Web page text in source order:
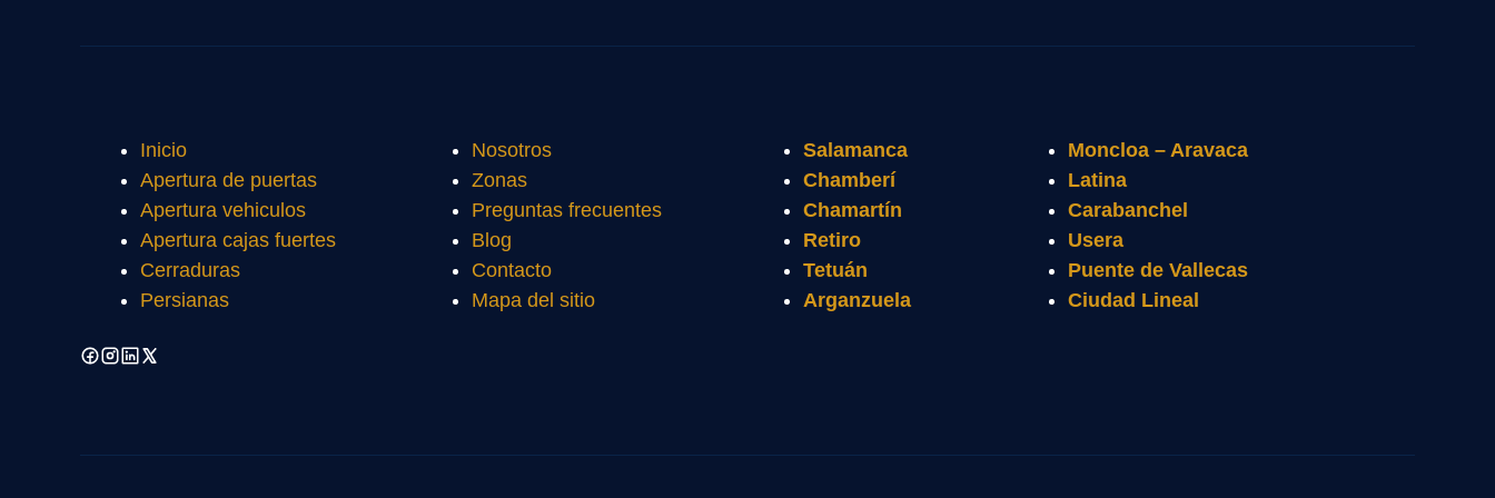
Inicio
Apertura de puertas
Apertura vehiculos
Apertura cajas fuertes
Cerraduras
Persianas
Nosotros
Zonas
Preguntas frecuentes
Blog
Contacto
Mapa del sitio
Salamanca
Chamberí
Chamartín
Retiro
Tetuán
Arganzuela
Moncloa – Aravaca
Latina
Carabanchel
Usera
Puente de Vallecas
Ciudad Lineal